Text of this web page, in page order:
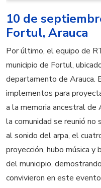
10 de
Fortul, Arauca
Por último, el equipo de
municipio de Fortul,
departamento de Arauca.
implementos para
a la memoria ancestral de
la comunidad se reunió
al sonido del arpa, el
proyección, hubo música
del municipio,
convivieron en este